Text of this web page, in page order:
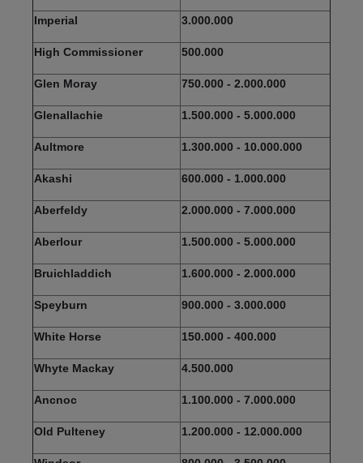
Imperial 3.000.000
High Commissioner 500.000
Glen Moray 750.000 - 2.000.000
Glenallachie 1.500.000 - 5.000.000
Aultmore 1.300.000 - 10.000.000
Akashi 600.000 - 1.000.000
Aberfeldy 2.000.000 - 7.000.000
Aberlour 1.500.000 - 5.000.000
Bruichladdich 1.600.000 - 2.000.000
Speyburn 900.000 - 3.000.000
White Horse 150.000 - 400.000
Whyte Mackay 4.500.000
Ancnoc 1.100.000 - 7.000.000
Old Pulteney 1.200.000 - 12.000.000